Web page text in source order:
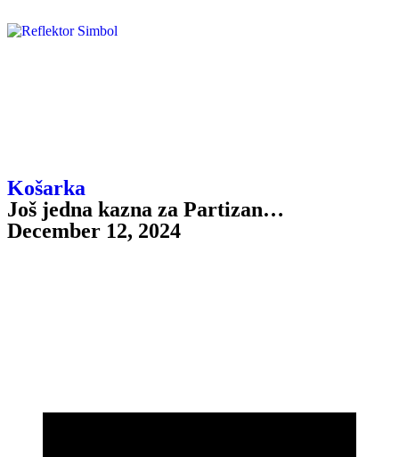
Košarka
Još jedna kazna za Partizan…
December 12, 2024